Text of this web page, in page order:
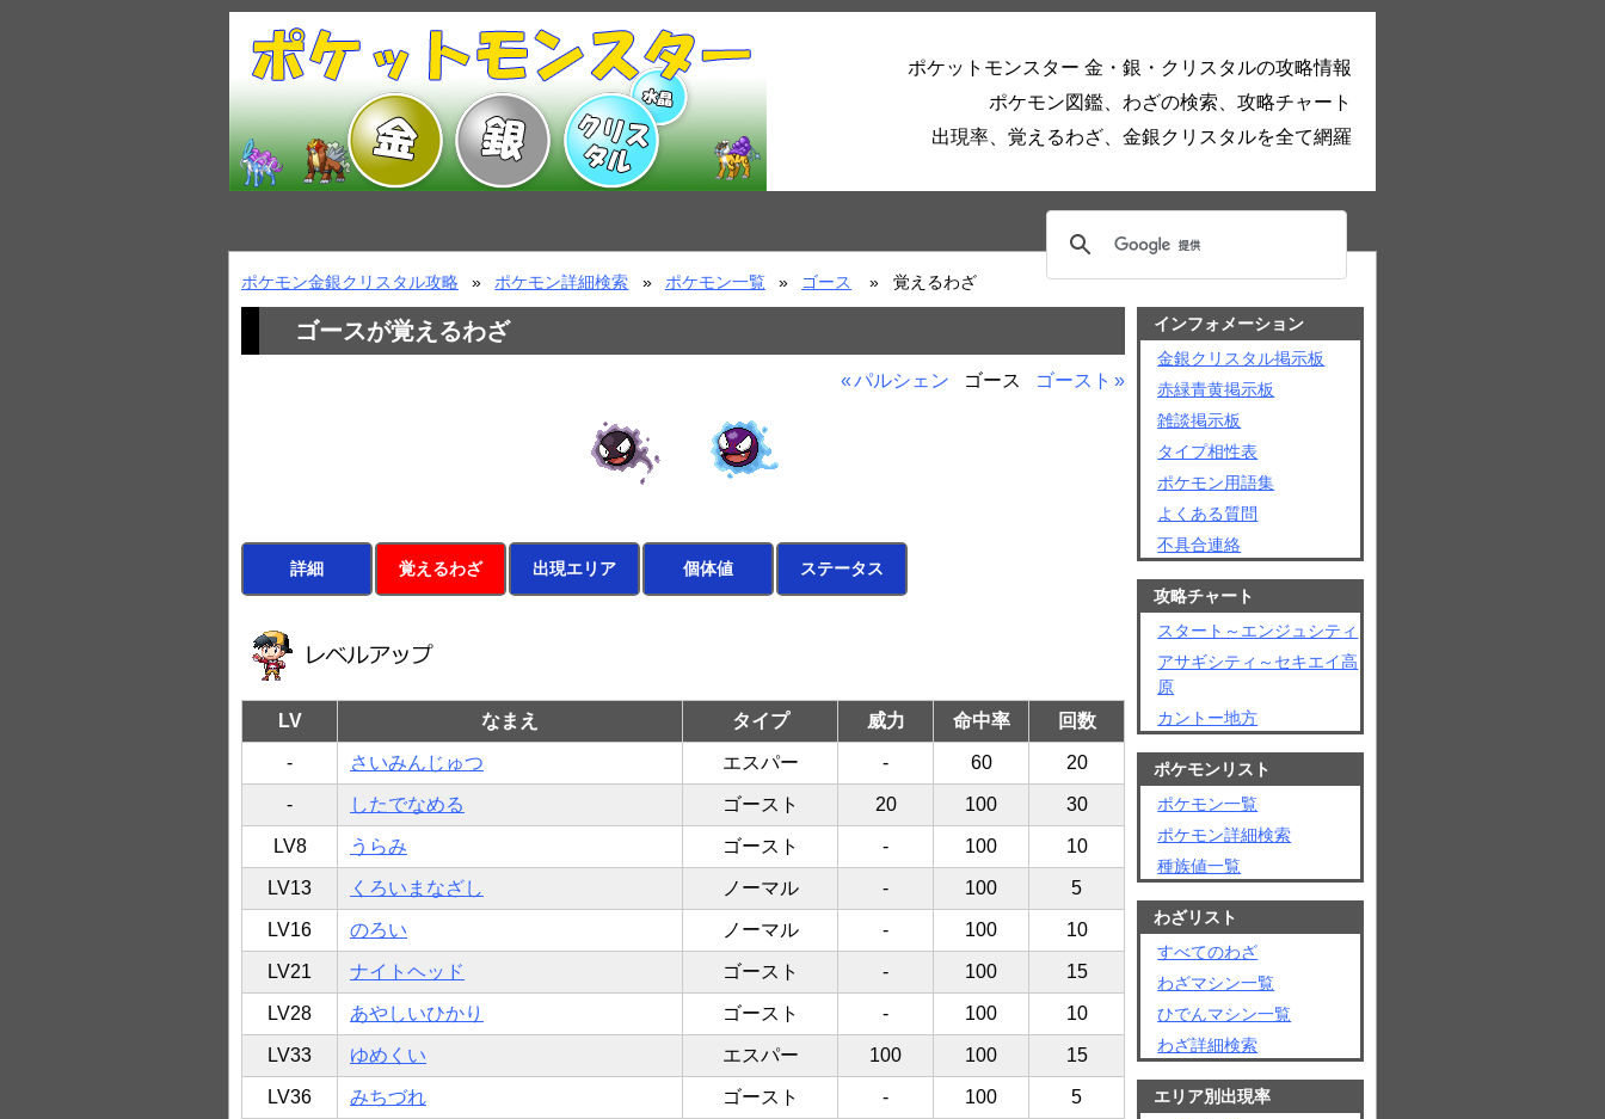
ポケットモンスター 金・銀・クリスタルの攻略情報
ポケモン図鑑、わざの検索、攻略チャート
出現率、覚えるわざ、金銀クリスタルを全て網羅
ポケモン金銀クリスタル攻略 ポケモン詳細検索 ポケモン一覧 ゴース 覚えるわざ
ゴースが覚えるわざ
パルシェン ゴース ゴースト
詳細 覚えるわざ 出現エリア 個体値 ステータス
LV なまえ タイプ 威力 命中率 回数
- さいみんじゅつ エスパー - 60 20
- したでなめる ゴースト 20 100 30
LV8 うらみ ゴースト - 100 10
LV13 くろいまなざし ノーマル - 100 5
LV16 のろい ノーマル - 100 10
LV21 ナイトヘッド ゴースト - 100 15
LV28 あやしいひかり ゴースト - 100 10
LV33 ゆめくい エスパー 100 100 15
LV36 みちづれ ゴースト - 100 5
インフォメーション
金銀クリスタル掲示板
赤緑青黄掲示板
雑談掲示板
タイプ相性表
ポケモン用語集
よくある質問
不具合連絡
攻略チャート
スタート～エンジュシティ
アサギシティ～セキエイ高
原
カントー地方
ポケモンリスト
ポケモン一覧
ポケモン詳細検索
種族値一覧
わざリスト
すべてのわざ
わざマシン一覧
ひでんマシン一覧
わざ詳細検索
エリア別出現率